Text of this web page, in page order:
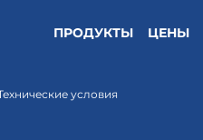
ПРОДУКТЫ ЦЕНЫ
условия